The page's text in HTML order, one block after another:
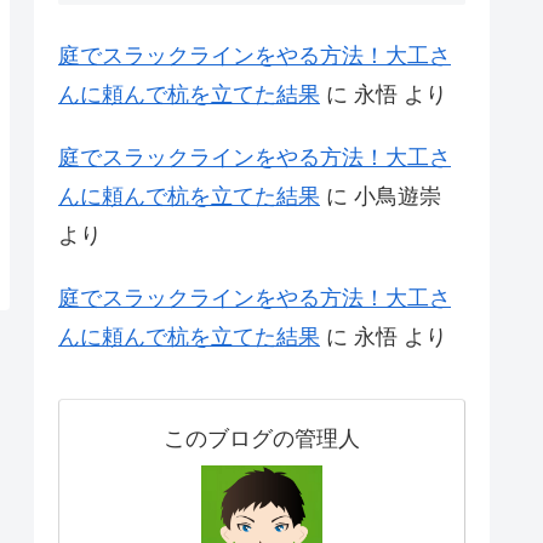
庭でスラックラインをやる方法！大工さ
んに頼んで杭を立てた結果 に 永悟 より
庭でスラックラインをやる方法！大工さ
んに頼んで杭を立てた結果 に 小鳥遊崇
より
庭でスラックラインをやる方法！大工さ
んに頼んで杭を立てた結果 に 永悟 より
このブログの管理人